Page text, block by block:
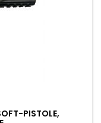
PISTOLE,